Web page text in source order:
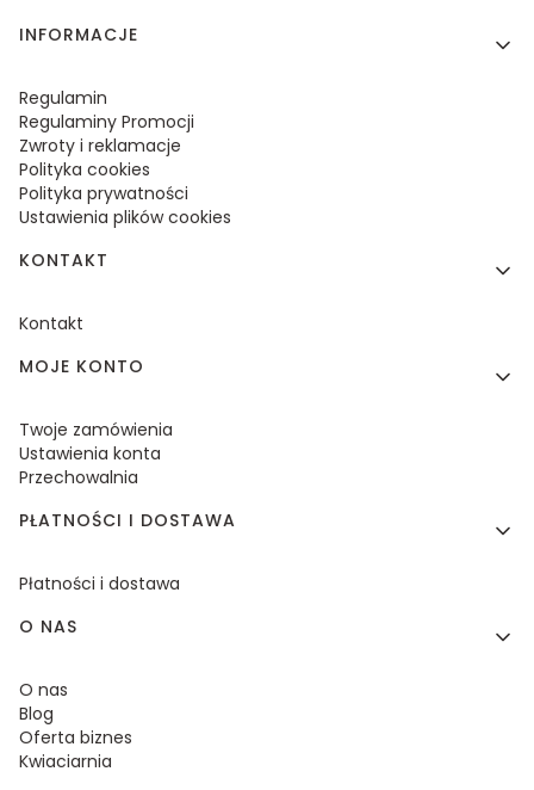
Linki w stopce
INFORMACJE
Regulamin
Regulaminy Promocji
Zwroty i reklamacje
Polityka cookies
Polityka prywatności
Ustawienia plików cookies
KONTAKT
Kontakt
MOJE KONTO
Twoje zamówienia
Ustawienia konta
Przechowalnia
PŁATNOŚCI I DOSTAWA
Płatności i dostawa
O NAS
O nas
Blog
Oferta biznes
Kwiaciarnia